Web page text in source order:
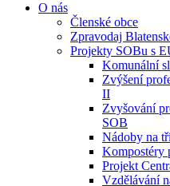
O nás
Členské obce
Zpravodaj
Projekty SOBu s
Komunální
Zvýšení
II
Zvyšování
SOB
Nádoby na
Kompostéry
Projekt
Vzdělávání